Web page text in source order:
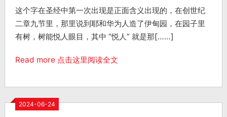
这个字在圣经中第一次出现是正面含义出现的，在创世纪
二章九节里，那里说到耶和华为人造了伊甸园，在园子里
有树，树能悦人眼目，其中 “悦人” 就是那[……]
Read more 点击这里阅读全文
2024-06-24